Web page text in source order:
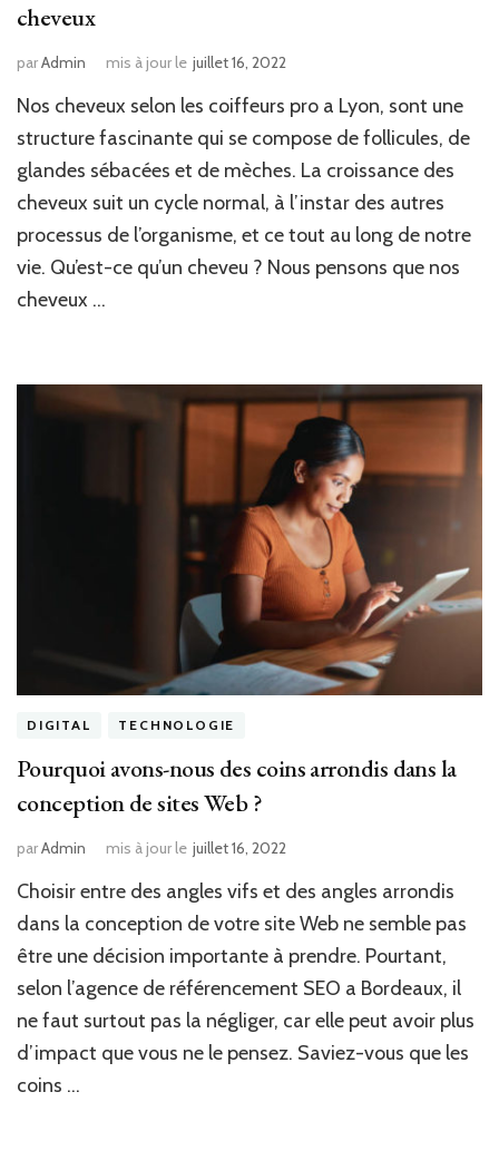
cheveux
parAdmin mis à jour le juillet 16, 2022
Nos cheveux selon les coiffeurs pro a Lyon, sont une
structure fascinante qui se compose de follicules, de
glandes sébacées et de mèches. La croissance des
cheveux suit un cycle normal, à l’instar des autres
processus de l’organisme, et ce tout au long de notre
vie. Qu’est-ce qu’un cheveu ? Nous pensons que nos
cheveux …
DIGITAL TECHNOLOGIE
Pourquoi avons-nous des coins arrondis dans la
conception de sites Web ?
parAdmin mis à jour le juillet 16, 2022
Choisir entre des angles vifs et des angles arrondis
dans la conception de votre site Web ne semble pas
être une décision importante à prendre. Pourtant,
selon l’agence de référencement SEO a Bordeaux, il
ne faut surtout pas la négliger, car elle peut avoir plus
d’impact que vous ne le pensez. Saviez-vous que les
coins …